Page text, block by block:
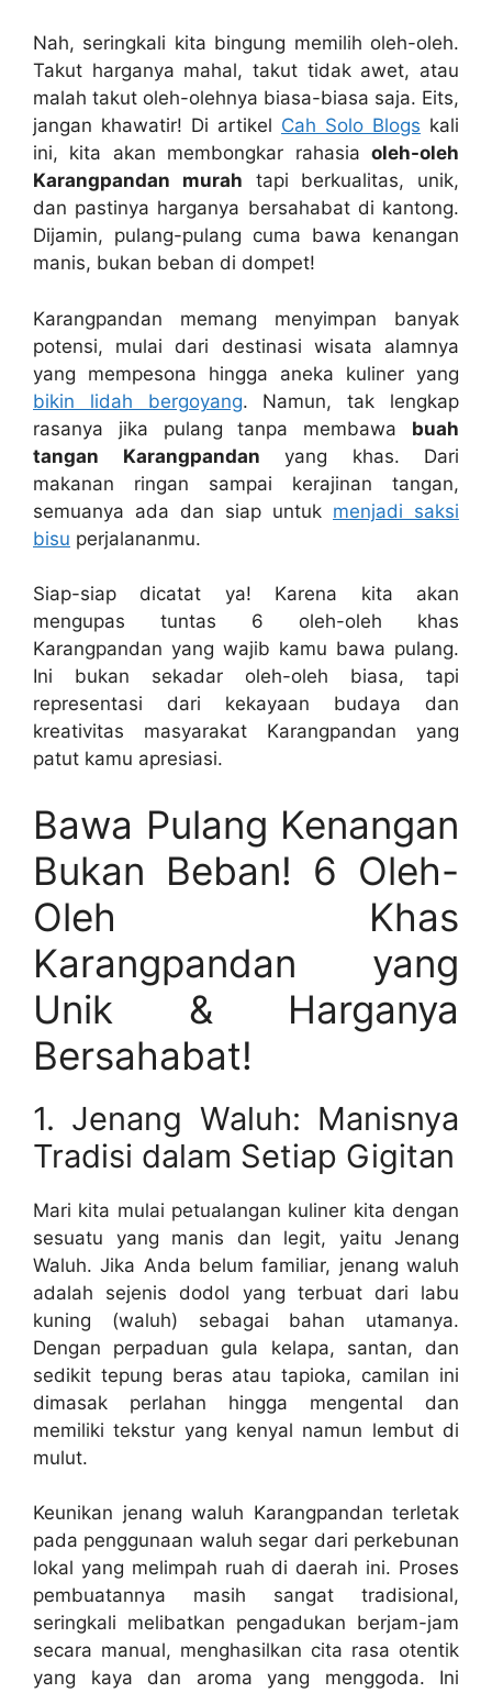
Nah, seringkali kita bingung memilih oleh-oleh.
Takut harganya mahal, takut tidak awet, atau
malah takut oleh-olehnya biasa-biasa saja. Eits,
jangan khawatir! Di artikel Cah Solo Blogs kali
ini, kita akan membongkar rahasia oleh-oleh
Karangpandan murah tapi berkualitas, unik,
dan pastinya harganya bersahabat di kantong.
Dijamin, pulang-pulang cuma bawa kenangan
manis, bukan beban di dompet!
Karangpandan memang menyimpan banyak
potensi, mulai dari destinasi wisata alamnya
yang mempesona hingga aneka kuliner yang
bikin lidah bergoyang. Namun, tak lengkap
rasanya jika pulang tanpa membawa buah
tangan Karangpandan yang khas. Dari
makanan ringan sampai kerajinan tangan,
semuanya ada dan siap untuk menjadi saksi
bisu perjalananmu.
Siap-siap dicatat ya! Karena kita akan
mengupas tuntas 6 oleh-oleh khas
Karangpandan yang wajib kamu bawa pulang.
Ini bukan sekadar oleh-oleh biasa, tapi
representasi dari kekayaan budaya dan
kreativitas masyarakat Karangpandan yang
patut kamu apresiasi.
Bawa Pulang Kenangan
Bukan Beban! 6 Oleh-
Oleh Khas
Karangpandan yang
Unik & Harganya
Bersahabat!
1. Jenang Waluh: Manisnya
Tradisi dalam Setiap Gigitan
Mari kita mulai petualangan kuliner kita dengan
sesuatu yang manis dan legit, yaitu Jenang
Waluh. Jika Anda belum familiar, jenang waluh
adalah sejenis dodol yang terbuat dari labu
kuning (waluh) sebagai bahan utamanya.
Dengan perpaduan gula kelapa, santan, dan
sedikit tepung beras atau tapioka, camilan ini
dimasak perlahan hingga mengental dan
memiliki tekstur yang kenyal namun lembut di
mulut.
Keunikan jenang waluh Karangpandan terletak
pada penggunaan waluh segar dari perkebunan
lokal yang melimpah ruah di daerah ini. Proses
pembuatannya masih sangat tradisional,
seringkali melibatkan pengadukan berjam-jam
secara manual, menghasilkan cita rasa otentik
yang kaya dan aroma yang menggoda. Ini